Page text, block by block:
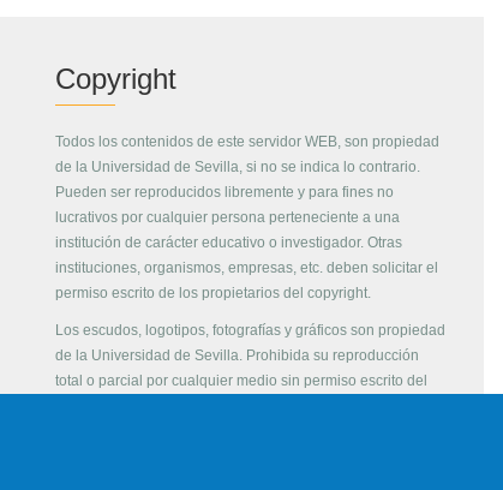
Copyright
Todos los contenidos de este servidor WEB, son propiedad
de la Universidad de Sevilla, si no se indica lo contrario.
Pueden ser reproducidos libremente y para fines no
lucrativos por cualquier persona perteneciente a una
institución de carácter educativo o investigador. Otras
instituciones, organismos, empresas, etc. deben solicitar el
permiso escrito de los propietarios del copyright.
Los escudos, logotipos, fotografías y gráficos son propiedad
de la Universidad de Sevilla. Prohibida su reproducción
total o parcial por cualquier medio sin permiso escrito del